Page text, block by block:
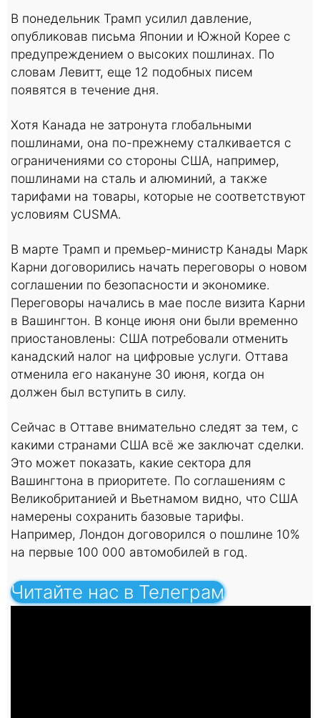
В понедельник Трамп усилил давление,
опубликовав письма Японии и Южной Корее с
предупреждением о высоких пошлинах. По
словам Левитт, еще 12 подобных писем
появятся в течение дня.
Хотя Канада не затронута глобальными
пошлинами, она по-прежнему сталкивается с
ограничениями со стороны США, например,
пошлинами на сталь и алюминий, а также
тарифами на товары, которые не соответствуют
условиям CUSMA.
В марте Трамп и премьер-министр Канады Марк
Карни договорились начать переговоры о новом
соглашении по безопасности и экономике.
Переговоры начались в мае после визита Карни
в Вашингтон. В конце июня они были временно
приостановлены: США потребовали отменить
канадский налог на цифровые услуги. Оттава
отменила его накануне 30 июня, когда он
должен был вступить в силу.
Сейчас в Оттаве внимательно следят за тем, с
какими странами США всё же заключат сделки.
Это может показать, какие сектора для
Вашингтона в приоритете. По соглашениям с
Великобританией и Вьетнамом видно, что США
намерены сохранить базовые тарифы.
Например, Лондон договорился о пошлине 10%
на первые 100 000 автомобилей в год.
Читайте нас в Телеграм